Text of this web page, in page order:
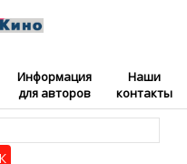
Информация
для авторов
Наши
контакты